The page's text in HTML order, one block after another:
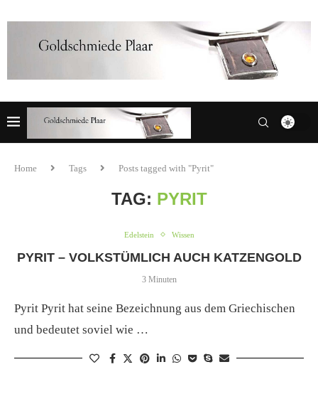
Home Tags Posts tagged with "Pyrit"
TAG: PYRIT
Edelstein Wissen
PYRIT – VOLKSTÜMLICH AUCH KATZENGOLD
3 Minuten
Pyrit Pyrit hat seine Bezeichnung aus dem Griechischen
und bedeutet soviel wie …